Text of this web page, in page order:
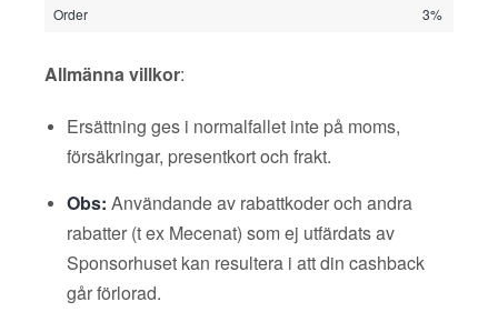
Order 3%
Allmänna villkor:
Ersättning ges i normalfallet inte på moms,
försäkringar, presentkort och frakt.
Obs: Användande av rabattkoder och andra
rabatter (t ex Mecenat) som ej utfärdats av
Sponsorhuset kan resultera i att din cashback
går förlorad.